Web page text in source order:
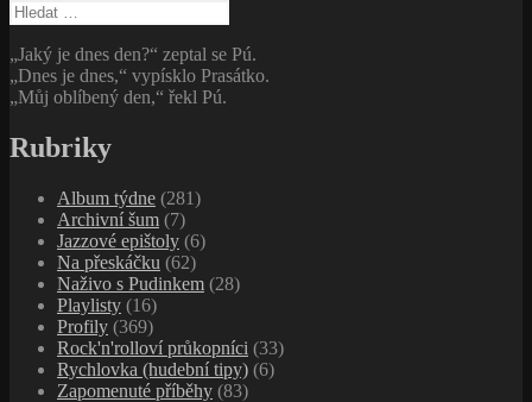
Vyhledávání
„Jaký je dnes den?“ zeptal se Pú.
„Dnes je dnes,“ vypísklo Prasátko.
„Můj oblíbený den,“ řekl Pú.
Rubriky
Album týdne (281)
Archivní šum (7)
Jazzové epištoly (6)
Na přeskáčku (62)
Naživo s Pudinkem (28)
Playlisty (16)
Profily (369)
Rock'n'rolloví průkopníci (33)
Rychlovka (hudební tipy) (6)
Zapomenuté příběhy (83)